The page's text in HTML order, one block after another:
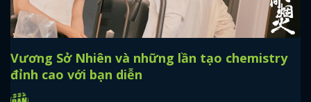
Vương Sở Nhiên và những lần tạo chemistry
đỉnh cao với bạn diễn